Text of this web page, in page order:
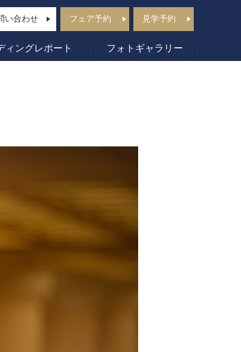
い合わせ フェア予約 見学予約
ィングレポート フォトギャラリー